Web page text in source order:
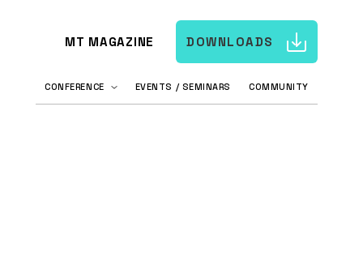
DOWNLOADS
MT MAGAZINE
CONFERENCE EVENTS / SEMINARS COMMUNITY